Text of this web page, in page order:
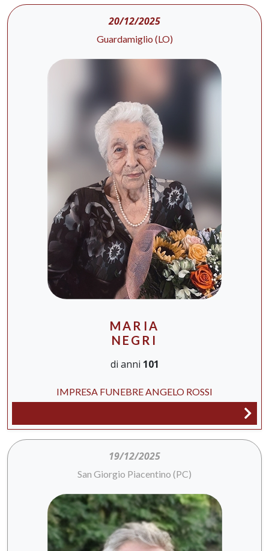
20/12/2025
Guardamiglio (LO)
MARIA
NEGRI
di anni 101
IMPRESA FUNEBRE ANGELO ROSSI
19/12/2025
San Giorgio Piacentino (PC)